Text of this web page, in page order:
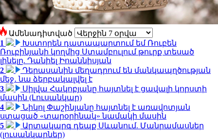
Ամենադիտված
1
Խստորեն դատապարտում եմ Ռուբեն
Ռուբինյանի կողմից Ստամբուլում թուրք տեսած
լինելը. Դանիել Իոաննիսյան
2
Դերասանին մեղադրում են մանկապղծության
մեջ․ նա ձերբակալվել է
3
Սիլվա Հակոբյանը հայտնել է ցավալի կորստի
մասին (Լուսանկար)
4
Նիկոլ Փաշինյանը հայտնել է առավոտյան
ստացած «տարօրինակ» նամակի մասին
5
Արտակարգ դեպք Սևանում. Մանրամասներ
(լուսանկարներ)